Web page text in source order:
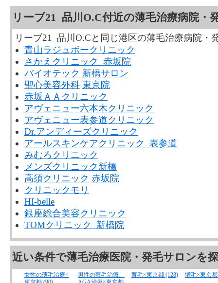
リーブ21 品川O.C付近の薄毛治療病院・
リーブ21 品川O.Cと同じ港区の薄毛治療病院・
青山ラジュボークリニック
さかえクリニック 赤坂院
バイオテック 新橋サロン
聖心美容外科 東京院
赤坂ＡＡクリニック
アヴェニュー六本木クリニック
アヴェニュー表参道クリニック
Dr.アンディーズクリニック
アールスキンケアクリニック 表参道
みむろクリニック
メンズクリニック新橋
高須クリニック 赤坂院
クリニックモリ
HI-belle
銀座総合美容クリニック
TOMクリニック 新橋院
近い条件で薄毛治療医院・発毛サロンを
女性の薄毛治療×
男性の薄毛治療、
育毛×東京都 (128) 増毛×東京都